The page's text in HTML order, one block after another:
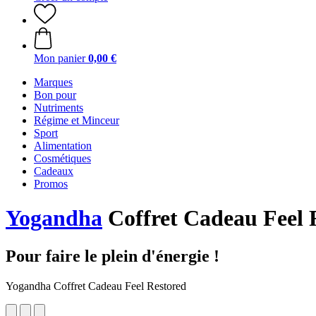
Mon panier 0,00 €
Marques
Bon pour
Nutriments
Régime et Minceur
Sport
Alimentation
Cosmétiques
Cadeaux
Promos
Yogandha Coffret Cadeau Feel
Pour faire le plein d'énergie !
Yogandha Coffret Cadeau Feel Restored